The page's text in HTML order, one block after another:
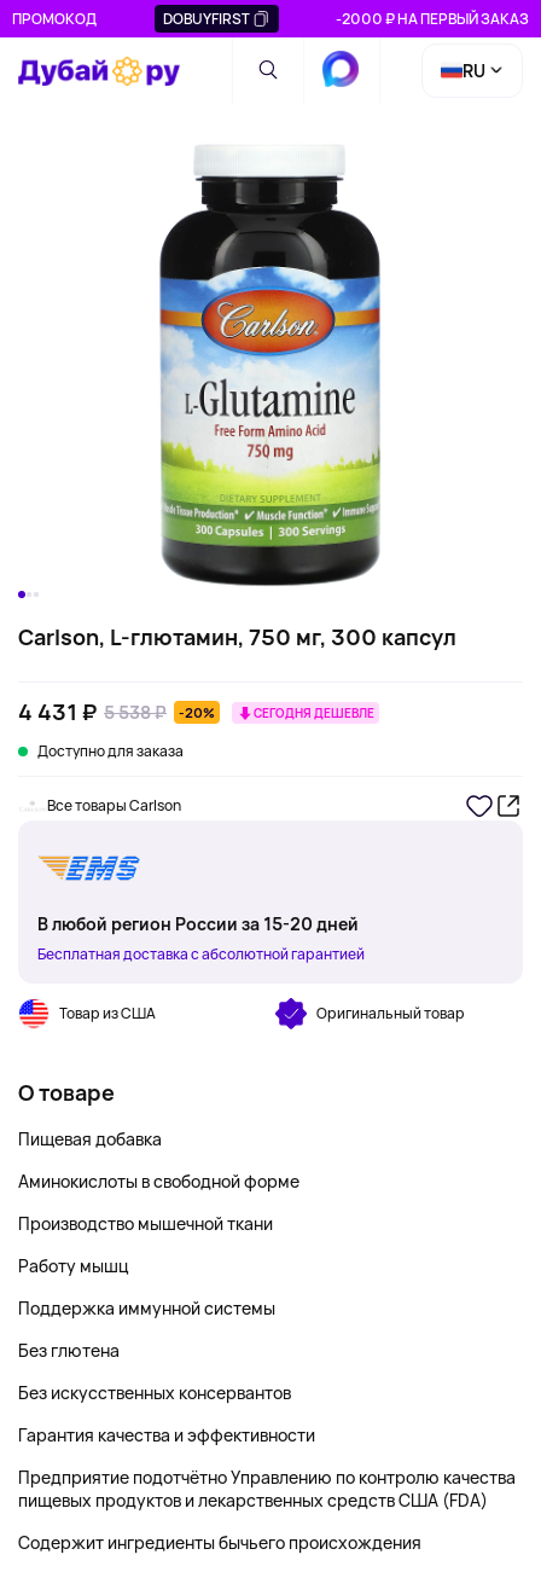
ПРОМОКОД DOBUYFIRST -2000 ₽ НА ПЕРВЫЙ ЗАКАЗ
RU
Carlson, L-глютамин, 750 мг, 300 капсул
4 431 ₽ 5 538 ₽ -20% СЕГОДНЯ ДЕШЕВЛЕ
Доступно для заказа
Все товары Carlson
В любой регион России за 15-20 дней
Бесплатная доставка с абсолютной гарантией
Товар из США Оригинальный товар
О товаре
Пищевая добавка
Аминокислоты в свободной форме
Производство мышечной ткани
Работу мышц
Поддержка иммунной системы
Без глютена
Без искусственных консервантов
Гарантия качества и эффективности
Предприятие подотчётно Управлению по контролю качества
пищевых продуктов и лекарственных средств США (FDA)
Содержит ингредиенты бычьего происхождения